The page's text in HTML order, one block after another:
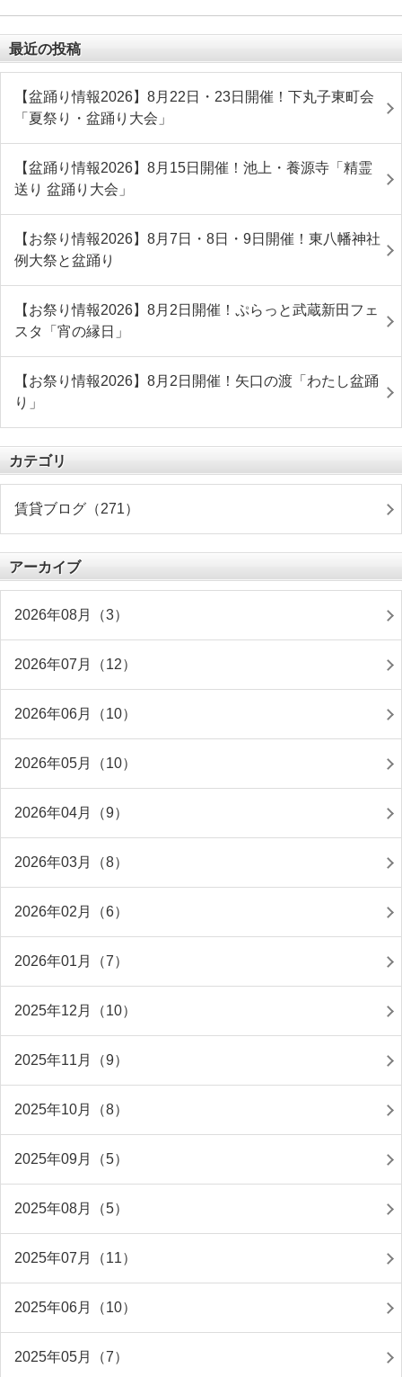
最近の投稿
【盆踊り情報2026】8月22日・23日開催！下丸子東町会
「夏祭り・盆踊り大会」
【盆踊り情報2026】8月15日開催！池上・養源寺「精霊
送り 盆踊り大会」
【お祭り情報2026】8月7日・8日・9日開催！東八幡神社
例大祭と盆踊り
【お祭り情報2026】8月2日開催！ぷらっと武蔵新田フェ
スタ「宵の縁日」
【お祭り情報2026】8月2日開催！矢口の渡「わたし盆踊
り」
カテゴリ
賃貸ブログ（271）
アーカイブ
2026年08月（3）
2026年07月（12）
2026年06月（10）
2026年05月（10）
2026年04月（9）
2026年03月（8）
2026年02月（6）
2026年01月（7）
2025年12月（10）
2025年11月（9）
2025年10月（8）
2025年09月（5）
2025年08月（5）
2025年07月（11）
2025年06月（10）
2025年05月（7）